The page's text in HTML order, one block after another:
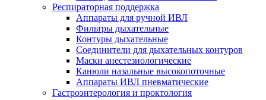
Респираторная поддержка
Аппараты для ручной ИВЛ
Фильтры дыхательные
Контуры дыхательные
Соединители для дыхательных контуров
Маски анестезиологические
Канюли назальные высокопоточные
Аппараты ИВЛ пневматические
Гастроэнтерология и проктология